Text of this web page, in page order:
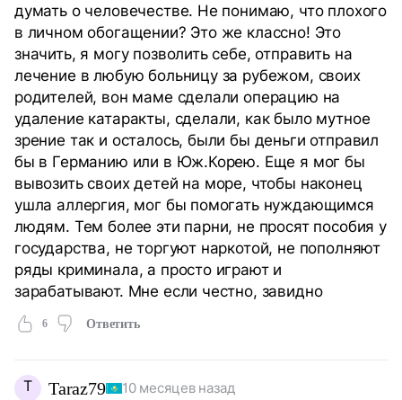
думать о человечестве. Не понимаю, что плохого
в личном обогащении? Это же классно! Это
значить, я могу позволить себе, отправить на
лечение в любую больницу за рубежом, своих
родителей, вон маме сделали операцию на
удаление катаракты, сделали, как было мутное
зрение так и осталось, были бы деньги отправил
бы в Германию или в Юж.Корею. Еще я мог бы
вывозить своих детей на море, чтобы наконец
ушла аллергия, мог бы помогать нуждающимся
людям. Тем более эти парни, не просят пособия у
государства, не торгуют наркотой, не пополняют
ряды криминала, а просто играют и
зарабатывают. Мне если честно, завидно
6 Ответить
T Taraz79 10 месяцев назад